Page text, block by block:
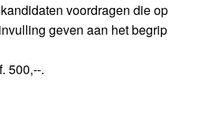
voordragen die op
geven aan het begrip
500,--.